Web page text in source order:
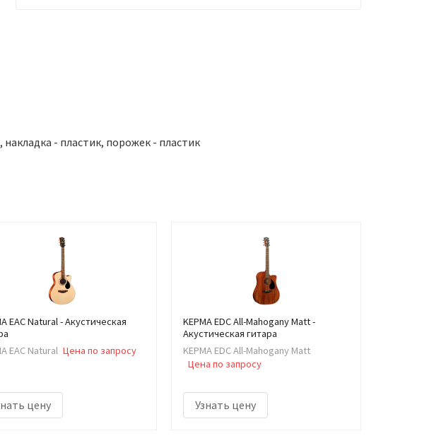
- пластик, порожек - пластик
EAC Natural - Акустическая
EAC Natural Цена по запросу
цену
KEPMA EDC All-Mahogany Matt -
Акустическая гитара
KEPMA EDC All-Mahogany Matt
Цена по запросу
Узнать цену